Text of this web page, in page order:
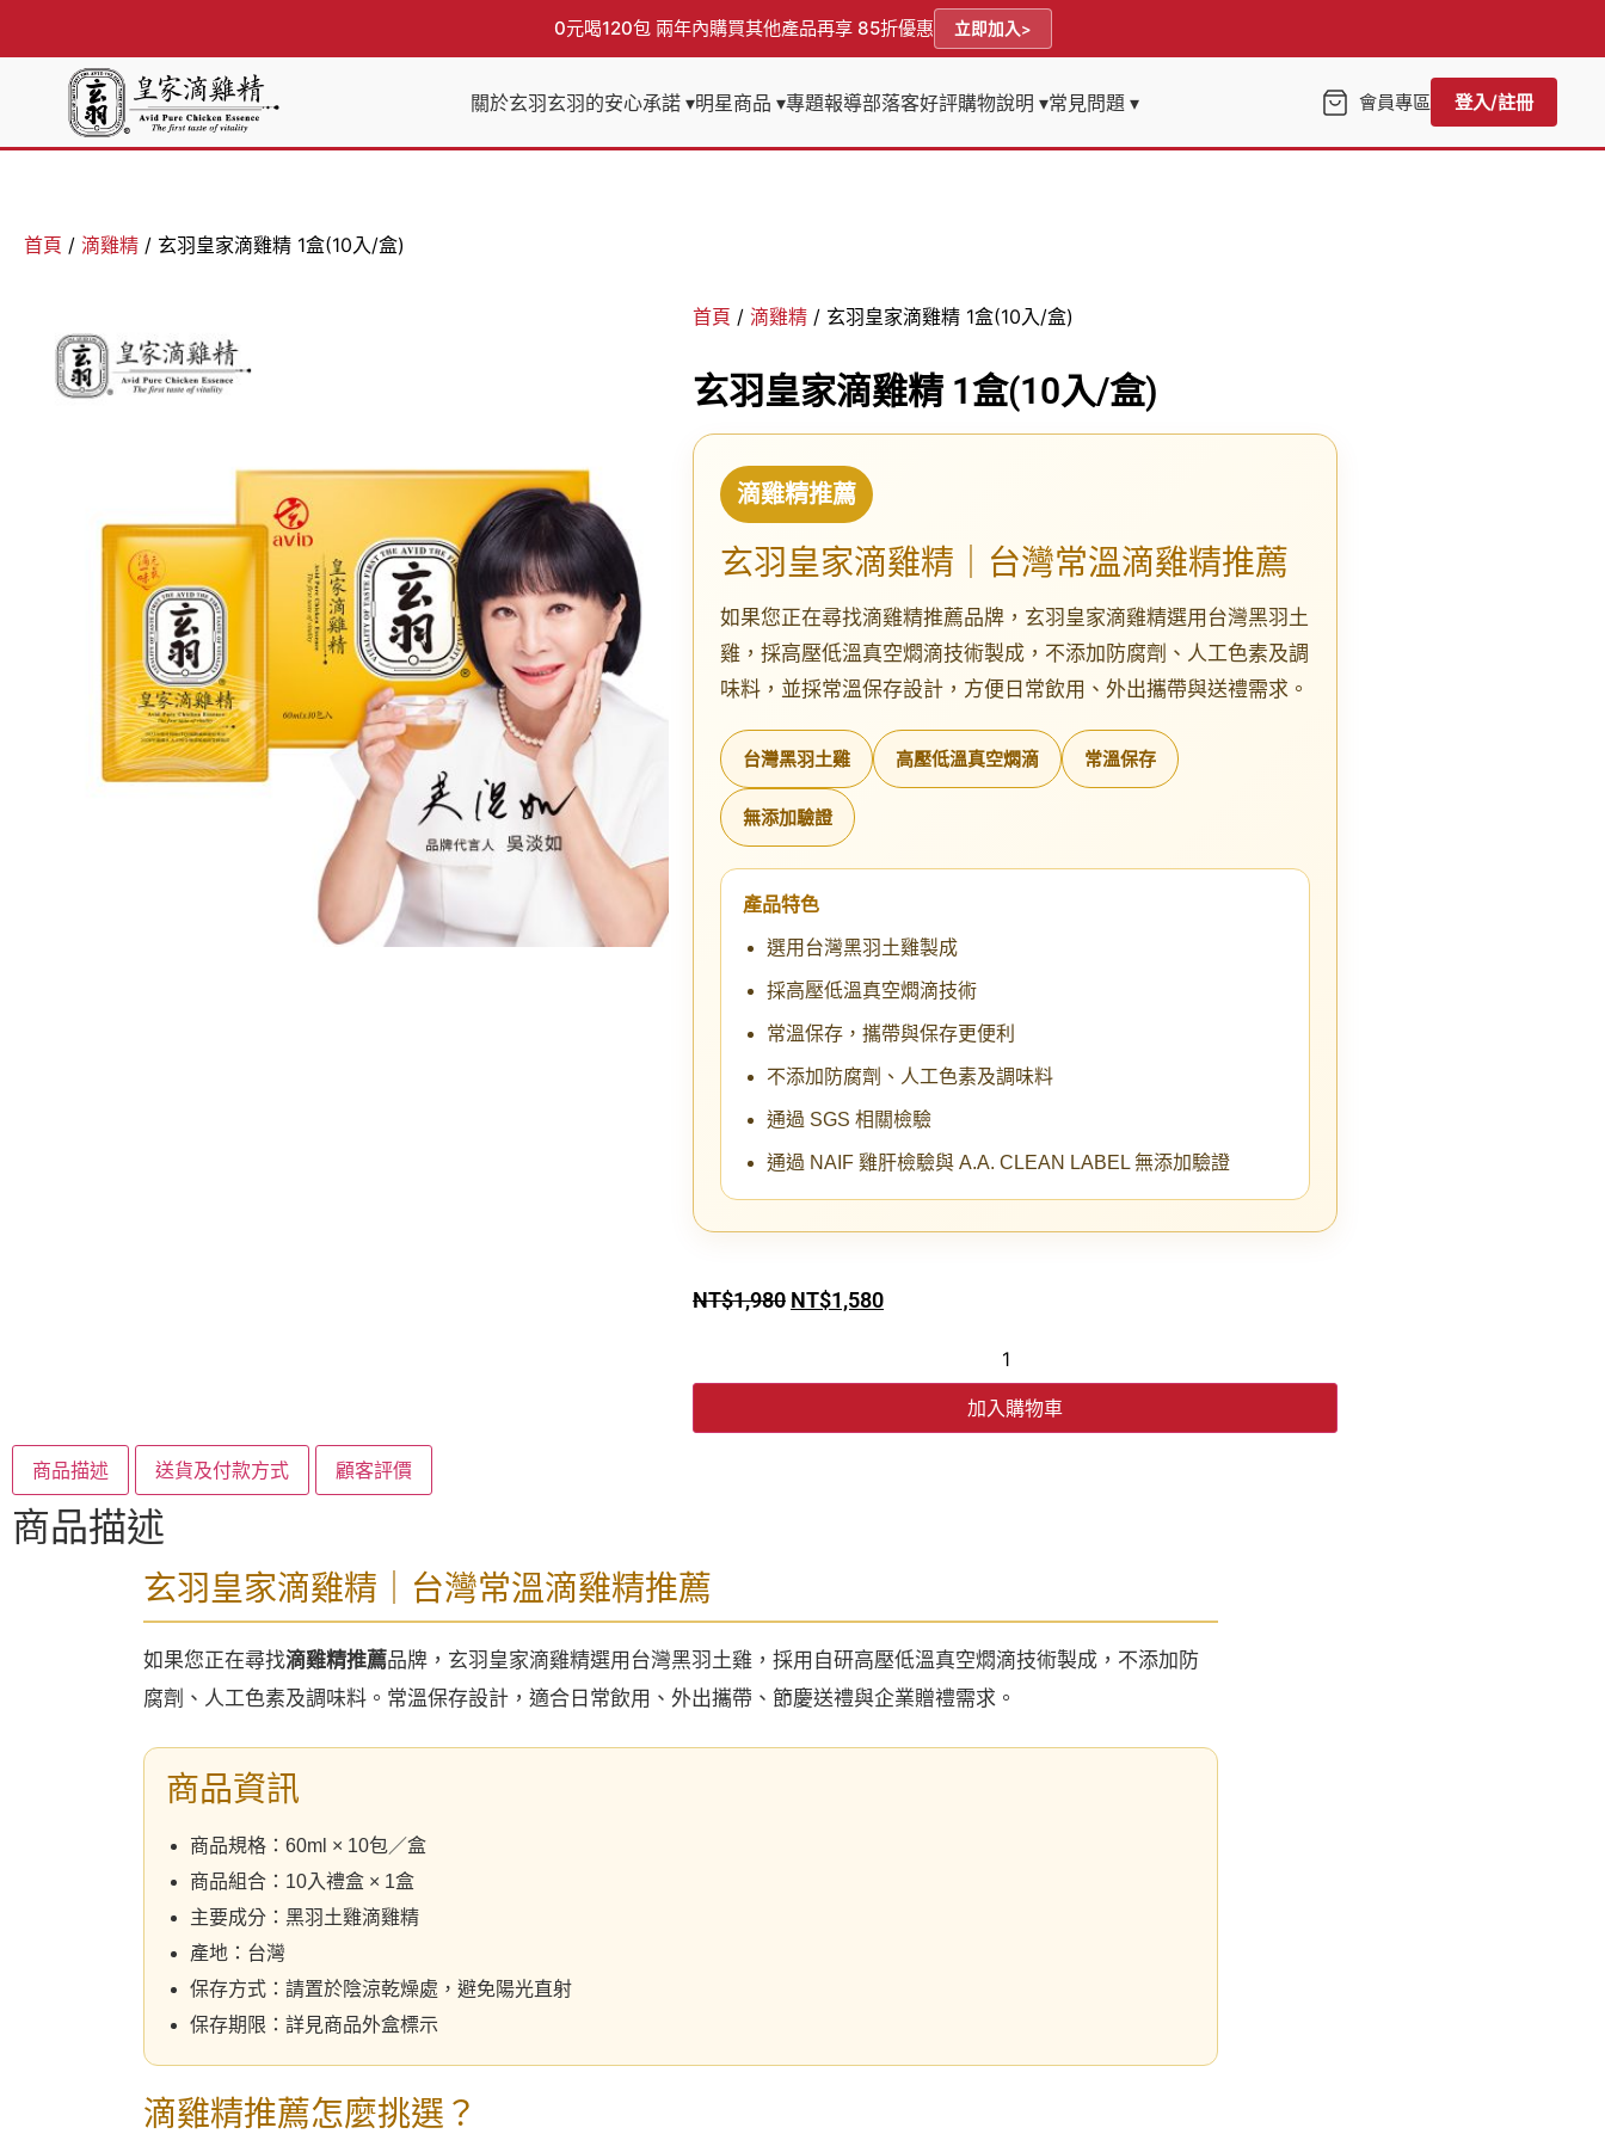
0元喝120包 兩年內購買其他產品再享 85折優惠 立即加入
關於玄羽玄羽的安心承諾 ▾明星商品 ▾專題報導部落客好評購物說明 ▾常見問題 ▾ 會員專區 登入/註冊
首頁 / 滴雞精 / 玄羽皇家滴雞精 1盒(10入/盒)
首頁 / 滴雞精 / 玄羽皇家滴雞精 1盒(10入/盒)
玄羽皇家滴雞精 1盒(10入/盒)
滴雞精推薦
玄羽皇家滴雞精｜台灣常溫滴雞精推薦
如果您正在尋找滴雞精推薦品牌，玄羽皇家滴雞精選用台灣黑羽土
雞，採高壓低溫真空燜滴技術製成，不添加防腐劑、人工色素及調
味料，並採常溫保存設計，方便日常飲用、外出攜帶與送禮需求。
台灣黑羽土雞 高壓低溫真空燜滴 常溫保存
無添加驗證
產品特色
選用台灣黑羽土雞製成
採高壓低溫真空燜滴技術
常溫保存，攜帶與保存更便利
不添加防腐劑、人工色素及調味料
通過 SGS 相關檢驗
通過 NAIF 雞肝檢驗與 A.A. CLEAN LABEL 無添加驗證
NT$1,980 NT$1,580
加入購物車
商品描述 送貨及付款方式 顧客評價
商品描述
玄羽皇家滴雞精｜台灣常溫滴雞精推薦
如果您正在尋找滴雞精推薦品牌，玄羽皇家滴雞精選用台灣黑羽土雞，採用自研高壓低溫真空燜滴技術製成，不添加防
腐劑、人工色素及調味料。常溫保存設計，適合日常飲用、外出攜帶、節慶送禮與企業贈禮需求。
商品資訊
商品規格：60ml × 10包／盒
商品組合：10入禮盒 × 1盒
主要成分：黑羽土雞滴雞精
產地：台灣
保存方式：請置於陰涼乾燥處，避免陽光直射
保存期限：詳見商品外盒標示
滴雞精推薦怎麼挑選？